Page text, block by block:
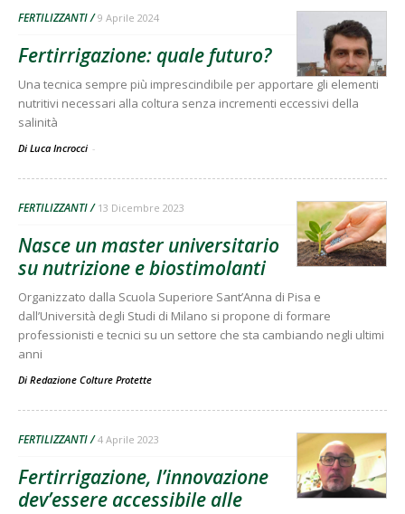
FERTILIZZANTI 9 Aprile 2024
Fertirrigazione: quale futuro?
Una tecnica sempre più imprescindibile per apportare gli elementi
nutritivi necessari alla coltura senza incrementi eccessivi della
salinità
Di Luca Incrocci -
FERTILIZZANTI 13 Dicembre 2023
Nasce un master universitario
su nutrizione e biostimolanti
Organizzato dalla Scuola Superiore Sant’Anna di Pisa e
dall’Università degli Studi di Milano si propone di formare
professionisti e tecnici su un settore che sta cambiando negli ultimi
anni
Di Redazione Colture Protette
FERTILIZZANTI 4 Aprile 2023
Fertirrigazione, l’innovazione
dev’essere accessibile alle